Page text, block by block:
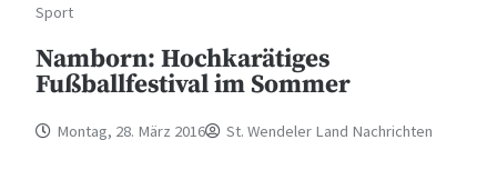
Sport
Namborn: Hochkarätiges
Fußballfestival im Sommer
Montag, 28. März 2016 St. Wendeler Land Nachrichten